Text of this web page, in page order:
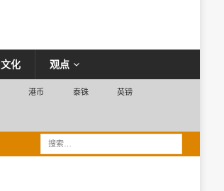
文化 观点
港币 泰铢 英镑